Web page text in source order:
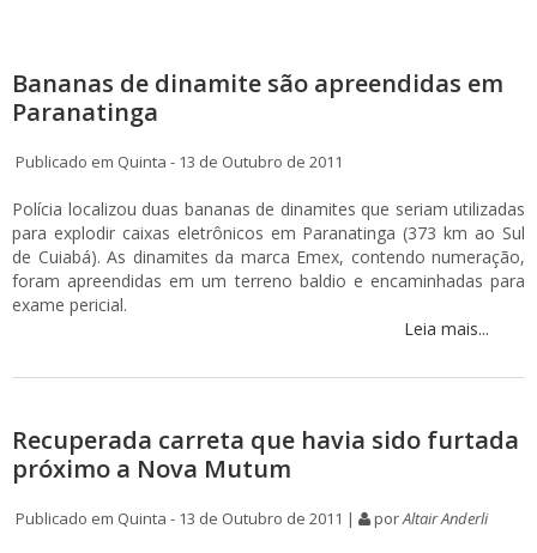
Bananas de dinamite são apreendidas em
Paranatinga
Publicado em Quinta - 13 de Outubro de 2011
Polícia localizou duas bananas de dinamites que seriam utilizadas
para explodir caixas eletrônicos em Paranatinga (373 km ao Sul
de Cuiabá). As dinamites da marca Emex, contendo numeração,
foram apreendidas em um terreno baldio e encaminhadas para
exame pericial.
Leia mais...
Recuperada carreta que havia sido furtada
próximo a Nova Mutum
Publicado em Quinta - 13 de Outubro de 2011 | porAltair Anderli